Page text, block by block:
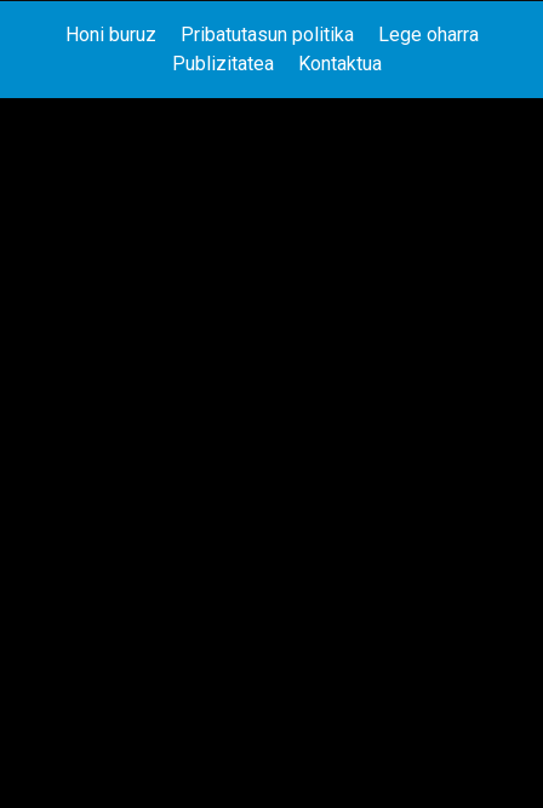
Honi buruz Pribatutasun politika
Lege oharra
Publizitatea
Kontaktua